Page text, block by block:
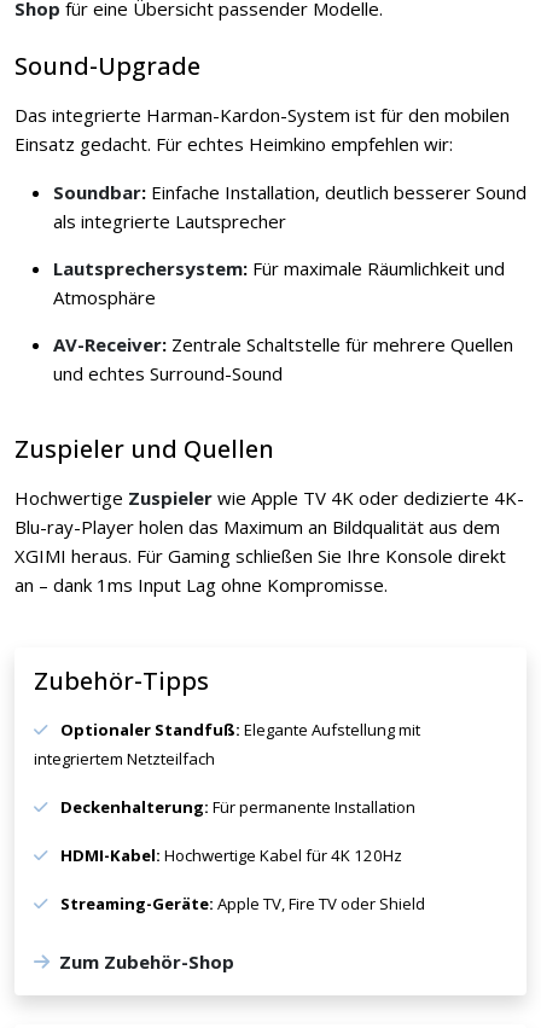
Shop für eine Übersicht passender Modelle.
Sound-Upgrade
Das integrierte Harman-Kardon-System ist für den mobilen
Einsatz gedacht. Für echtes Heimkino empfehlen wir:
Soundbar: Einfache Installation, deutlich besserer Sound
als integrierte Lautsprecher
Lautsprechersystem: Für maximale Räumlichkeit und
Atmosphäre
AV-Receiver: Zentrale Schaltstelle für mehrere Quellen
und echtes Surround-Sound
Zuspieler und Quellen
Hochwertige Zuspieler wie Apple TV 4K oder dedizierte 4K-
Blu-ray-Player holen das Maximum an Bildqualität aus dem
XGIMI heraus. Für Gaming schließen Sie Ihre Konsole direkt
an – dank 1ms Input Lag ohne Kompromisse.
Zubehör-Tipps
Optionaler Standfuß: Elegante Aufstellung mit
integriertem Netzteilfach
Deckenhalterung: Für permanente Installation
HDMI-Kabel: Hochwertige Kabel für 4K 120Hz
Streaming-Geräte: Apple TV, Fire TV oder Shield
Zum Zubehör-Shop